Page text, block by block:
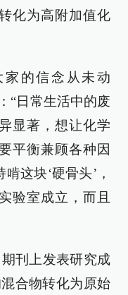
化为高附加值化
的信念从未动
“日常生活中的废
显著，想让化学
平衡兼顾各种因
这块‘硬骨头’，
验室成立，而且
刊上发表研究成
合物转化为原始